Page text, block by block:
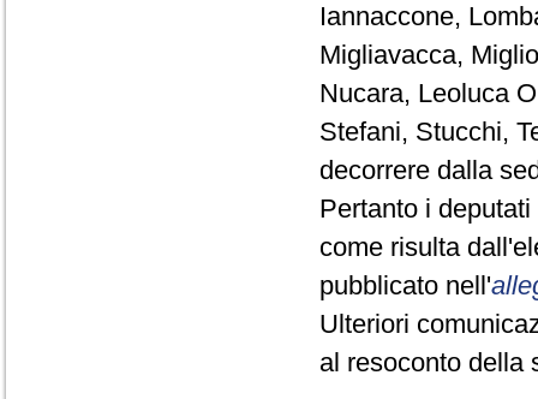
Iannaccone,
Migliavacca,
Nucara, Leoluca
Stefani, Stucchi,
decorrere dalla
Pertanto i
come risulta
pubblicato nell'
Ulteriori
al resoconto della